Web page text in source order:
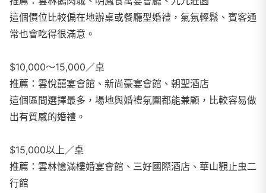
這個價位比較偏在地辦桌或餐廳型婚禮，氣氛輕鬆、賓客通
常也會吃得很滿意。
$10,000～15,000／桌
推薦：雲悅囍宴會館、新尚豪宴會館、朝聖酒店
這個區間選擇最多，場地與婚禮氛圍都能兼顧，比較容易做
出有質感的婚禮。
$15,000以上／桌
推薦：雲林憶滿樓婚宴會館、三好國際酒店、華山觀止虫二
行館